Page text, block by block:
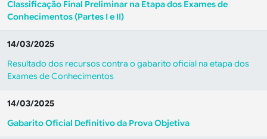
Classificação Final Preliminar na Etapa dos Exames de
Conhecimentos (Partes I e II)
14/03/2025
Resultado dos recursos contra o gabarito oficial na etapa dos
Exames de Conhecimentos
14/03/2025
Gabarito Oficial Definitivo da Prova Objetiva